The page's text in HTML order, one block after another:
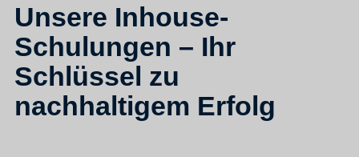
Unsere Inhouse-
Schulungen – Ihr
Schlüssel zu
nachhaltigem Erfolg